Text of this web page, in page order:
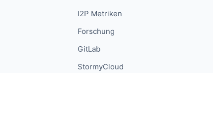
I2P Metriken
Forschung
GitLab
StormyCloud